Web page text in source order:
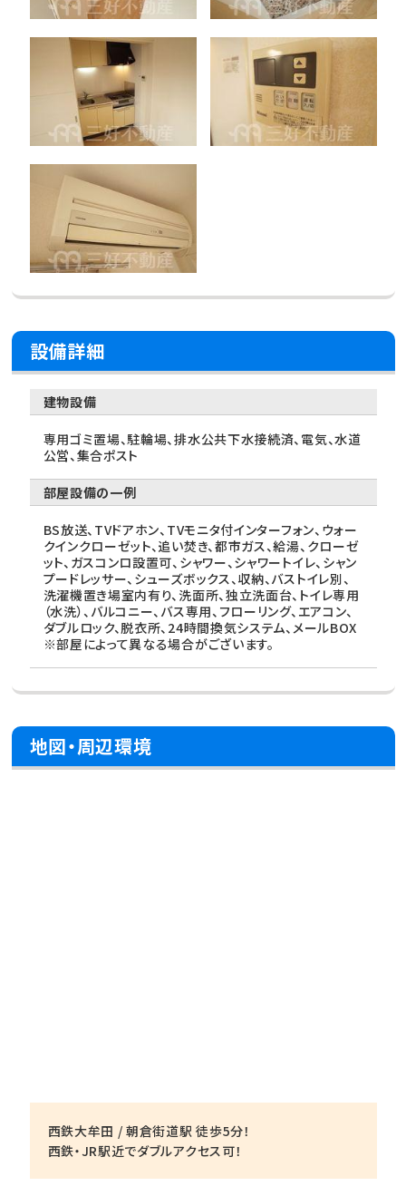
設備詳細
建物設備
専用ゴミ置場、駐輪場、排水公共下水接続済、電気、水道
公営、集合ポスト
部屋設備の一例
BS放送、TVドアホン、TVモニタ付インターフォン、ウォー
クインクローゼット、追い焚き、都市ガス、給湯、クローゼ
ット、ガスコンロ設置可、シャワー、シャワートイレ、シャン
プードレッサー、シューズボックス、収納、バストイレ別、
洗濯機置き場室内有り、洗面所、独立洗面台、トイレ専用
（水洗）、バルコニー、バス専用、フローリング、エアコン、
ダブルロック、脱衣所、24時間換気システム、メールBOX
※部屋によって異なる場合がございます。
地図・周辺環境
西鉄大牟田 / 朝倉街道駅 徒歩5分！
西鉄・JR駅近でダブルアクセス可！